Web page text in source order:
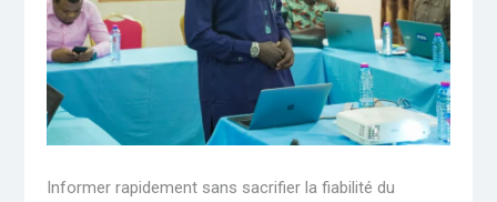
Informer rapidement sans sacrifier la fiabilité du